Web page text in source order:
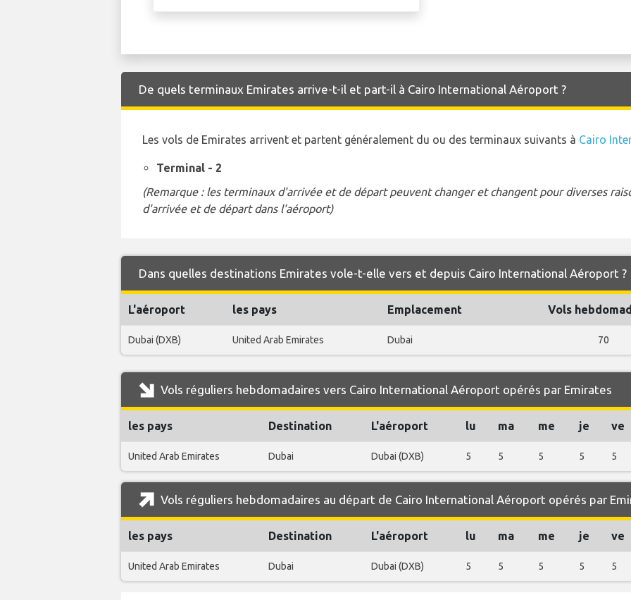
De quels terminaux Emirates arrive-t-il et part-il à Cairo International Aéroport ?
Les vols de Emirates arrivent et partent généralement du ou des terminaux suivants à Cairo
Terminal - 2
(Remarque : les terminaux d'arrivée et de départ peuvent changer et changent pour diverses
d'arrivée et de départ dans l'aéroport)
Dans quelles destinations Emirates vole-t-elle vers et depuis Cairo International Aéroport ?
L'aéroport les pays Emplacement Vols
Dubai (DXB) United Arab Emirates Dubai 70
Vols réguliers hebdomadaires vers Cairo International Aéroport opérés par Emirates
les pays Destination L'aéroport lu ma me je ve
United Arab Emirates Dubai Dubai (DXB) 5 5 5 5 5
Vols réguliers hebdomadaires au départ de Cairo International Aéroport opérés par
les pays Destination L'aéroport lu ma me je ve
United Arab Emirates Dubai Dubai (DXB) 5 5 5 5 5